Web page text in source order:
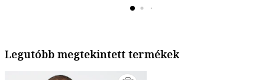
Legutóbb megtekintett termékek